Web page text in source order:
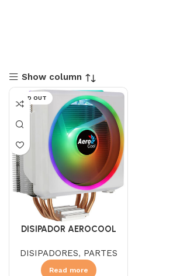
Show column
SOLD OUT
DISIPADOR AEROCOOL
DISIPADORES, PARTES
Read more